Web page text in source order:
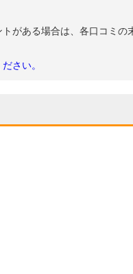
がある場合は、各口コミの
さい。